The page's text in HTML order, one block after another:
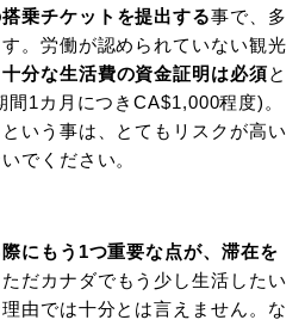
乗チケットを提出する事で、多
。労働が認められていない観光
十分な生活費の資金証明は必須と
1カ月につきCA$1,000程度)。
いう事は、とてもリスクが高い
でください。
にもう1つ重要な点が、滞在を
だカナダでもう少し生活したい
由では十分とは言えません。な